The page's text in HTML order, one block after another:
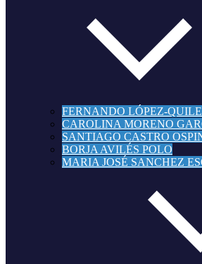
FERNANDO LÓPEZ-
CAROLINA MORENO
SANTIAGO CASTRO
BORJA AVILÉS POLO
MARIA JOSÉ SANCHEZ